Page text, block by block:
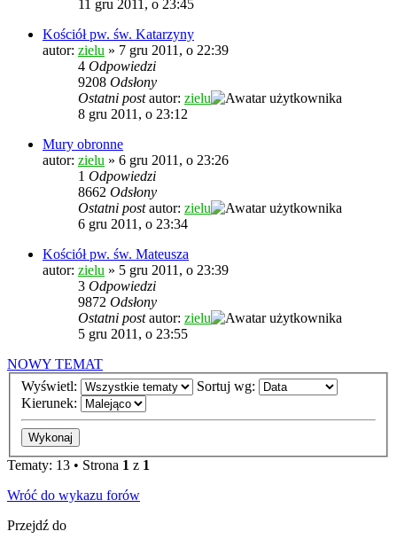
11 gru 2011, o 23:45
Kościół pw. św. Katarzyny
autor: zielu » 7 gru 2011, o 22:39
4 Odpowiedzi
9208 Odsłony
Ostatni postautor: zielu
8 gru 2011, o 23:12
Mury obronne
autor: zielu » 6 gru 2011, o 23:26
1 Odpowiedzi
8662 Odsłony
Ostatni postautor: zielu
6 gru 2011, o 23:34
Kościół pw. św. Mateusza
autor: zielu » 5 gru 2011, o 23:39
3 Odpowiedzi
9872 Odsłony
Ostatni postautor: zielu
5 gru 2011, o 23:55
NOWY TEMAT
Wyświetl:
Sortuj wg:
Kierunek:
Tematy: 13 • Strona 1 z 1
Wróć do wykazu forów
Przejdź do